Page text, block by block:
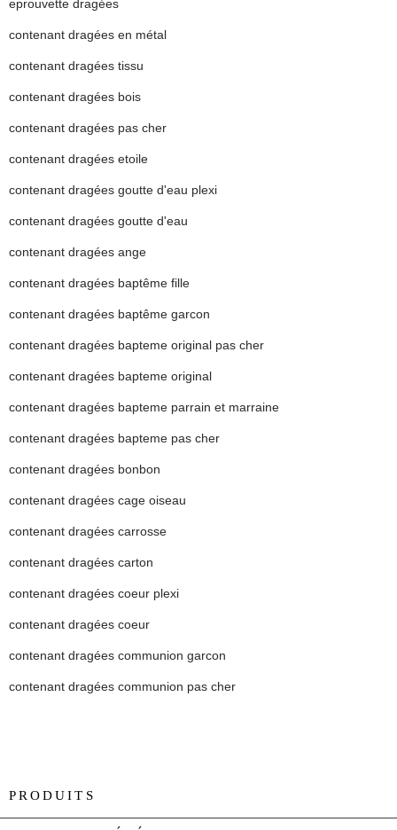
eprouvette dragées
contenant dragées en métal
contenant dragées tissu
contenant dragées bois
contenant dragées pas cher
contenant dragées etoile
contenant dragées goutte d'eau plexi
contenant dragées goutte d'eau
contenant dragées ange
contenant dragées baptême fille
contenant dragées baptême garcon
contenant dragées bapteme original pas cher
contenant dragées bapteme original
contenant dragées bapteme parrain et marraine
contenant dragées bapteme pas cher
contenant dragées bonbon
contenant dragées cage oiseau
contenant dragées carrosse
contenant dragées carton
contenant dragées coeur plexi
contenant dragées coeur
contenant dragées communion garcon
contenant dragées communion pas cher
PRODUITS